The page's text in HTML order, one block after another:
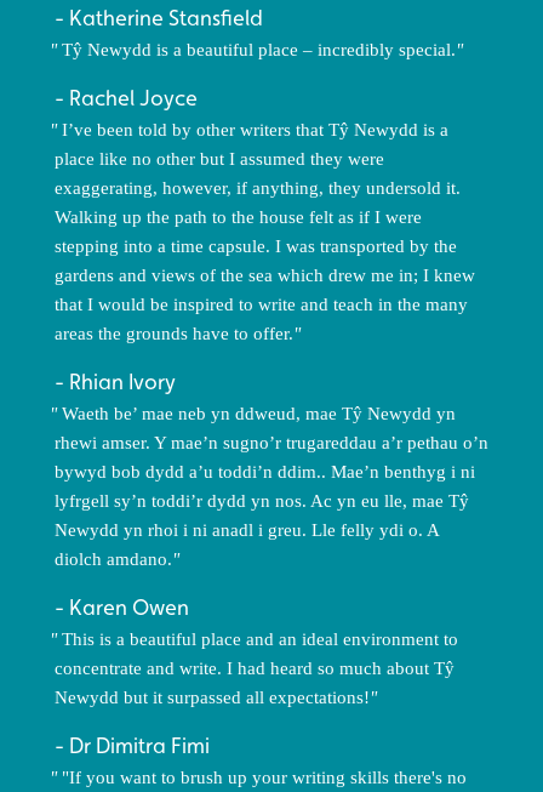
Katherine Stansfield
Tŷ Newydd is a beautiful place – incredibly special.
Rachel Joyce
I’ve been told by other writers that Tŷ Newydd is a
place like no other but I assumed they were
exaggerating, however, if anything, they undersold it.
Walking up the path to the house felt as if I were
stepping into a time capsule. I was transported by the
gardens and views of the sea which drew me in; I knew
that I would be inspired to write and teach in the many
areas the grounds have to offer.
Rhian Ivory
Waeth be’ mae neb yn ddweud, mae Tŷ Newydd yn
rhewi amser. Y mae’n sugno’r trugareddau a’r pethau o’n
bywyd bob dydd a’u toddi’n ddim.. Mae’n benthyg i ni
lyfrgell sy’n toddi’r dydd yn nos. Ac yn eu lle, mae Tŷ
Newydd yn rhoi i ni anadl i greu. Lle felly ydi o. A
diolch amdano.
Karen Owen
This is a beautiful place and an ideal environment to
concentrate and write. I had heard so much about Tŷ
Newydd but it surpassed all expectations!
Dr Dimitra Fimi
"If you want to brush up your writing skills there's no